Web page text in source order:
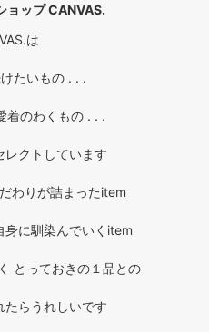
ョップ CANVAS.
は
たいもの . . .
着のわくもの . . .
レクトしています
わりが詰まったitem
身に馴染んでいくitem
とっておきの１品との
たらうれしいです